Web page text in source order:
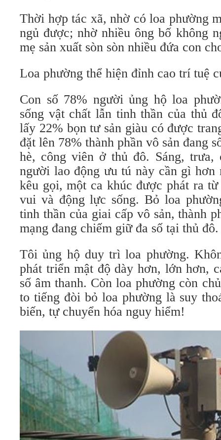
Thời hợp tác xã, nhờ có loa phường
ngủ được; nhờ nhiều ông bố không
mẹ sản xuất sòn sòn nhiều đứa con
Loa phường thể hiện đỉnh cao trí tuệ
Con số 78% người ủng hộ loa
sống vật chất lẫn tinh thần của thủ
lấy 22% bọn tư sản giàu có được
đặt lên 78% thành phần vô sản đang
hè, công viên ở thủ đô. Sáng, trưa,
người lao động ưu tú này cần gì
kêu gọi, một ca khúc được phát ra
vui và động lực sống. Bỏ loa
tinh thần của giai cấp vô sản, thành
mạng đang chiếm giữ đa số tại thủ đô.
Tôi ủng hộ duy trì loa phường.
phát triển mật độ dày hơn, lớn hơn,
số âm thanh. Còn loa phường còn
to tiếng đòi bỏ loa phường là suy
biến, tự chuyển hóa nguy hiểm!